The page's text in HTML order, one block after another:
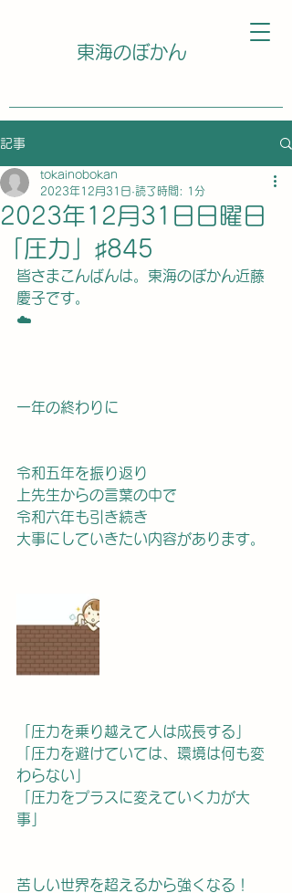
東海のぼかん
記事
2023年12月31日日曜日
「圧力」♯845
tokainobokan
2023年12月31日 読了時間: 1分
皆さまこんばんは。東海のぼかん近藤
慶子です。
☁️
一年の終わりに
令和五年を振り返り
上先生からの言葉の中で
令和六年も引き続き
大事にしていきたい内容があります。
「圧力を乗り越えて人は成長する」
「圧力を避けていては、環境は何も変
わらない」
「圧力をプラスに変えていく力が大
事」
苦しい世界を超えるから強くなる！